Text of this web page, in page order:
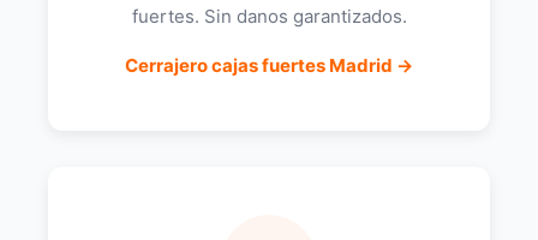
fuertes. Sin danos garantizados.
Cerrajero cajas fuertes Madrid →